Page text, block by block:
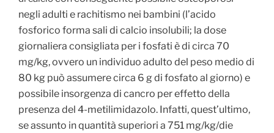
negli adulti e rachitismo nei bambini (l’acido
fosforico forma sali di calcio insolubili; la dose
giornaliera consigliata per i fosfati è di circa 70
mg/kg, ovvero un individuo adulto del peso medio di
80 kg può assumere circa 6 g di fosfato al giorno) e
possibile insorgenza di cancro per effetto della
presenza del 4-metilimidazolo. Infatti, quest’ultimo,
se assunto in quantità superiori a 751 mg/kg/die